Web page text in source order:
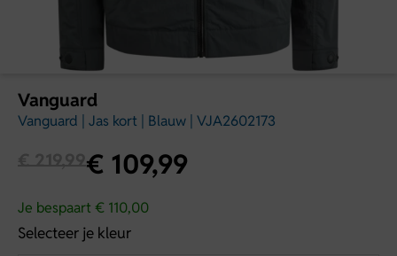
Vanguard
Vanguard | Jas kort | Blauw | VJA2602173
€ 109,99
Je bespaart € 110,00
Selecteer je kleur